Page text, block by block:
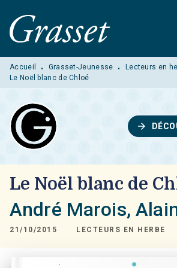
MENU RECHERCHE
PIED DE PAGE
Accueil • Grasset-Jeunesse • Lecteurs en
Le Noël blanc de Chloé
arrow_forward
Le Noël blanc de
André Marois,
21/10/2015 LECTEURS EN HERBE